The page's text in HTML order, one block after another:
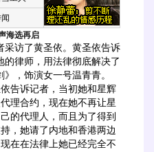
海选再启
访了黄圣依。黄圣依告诉
律师，用法律彻底解决了
，饰演女一号温青青。
诉记者，当初她和星辉
理合约，现在她不再让星
的代理人，而且为了得到
，她请了内地和香港两边
在在法律上她已经完全不